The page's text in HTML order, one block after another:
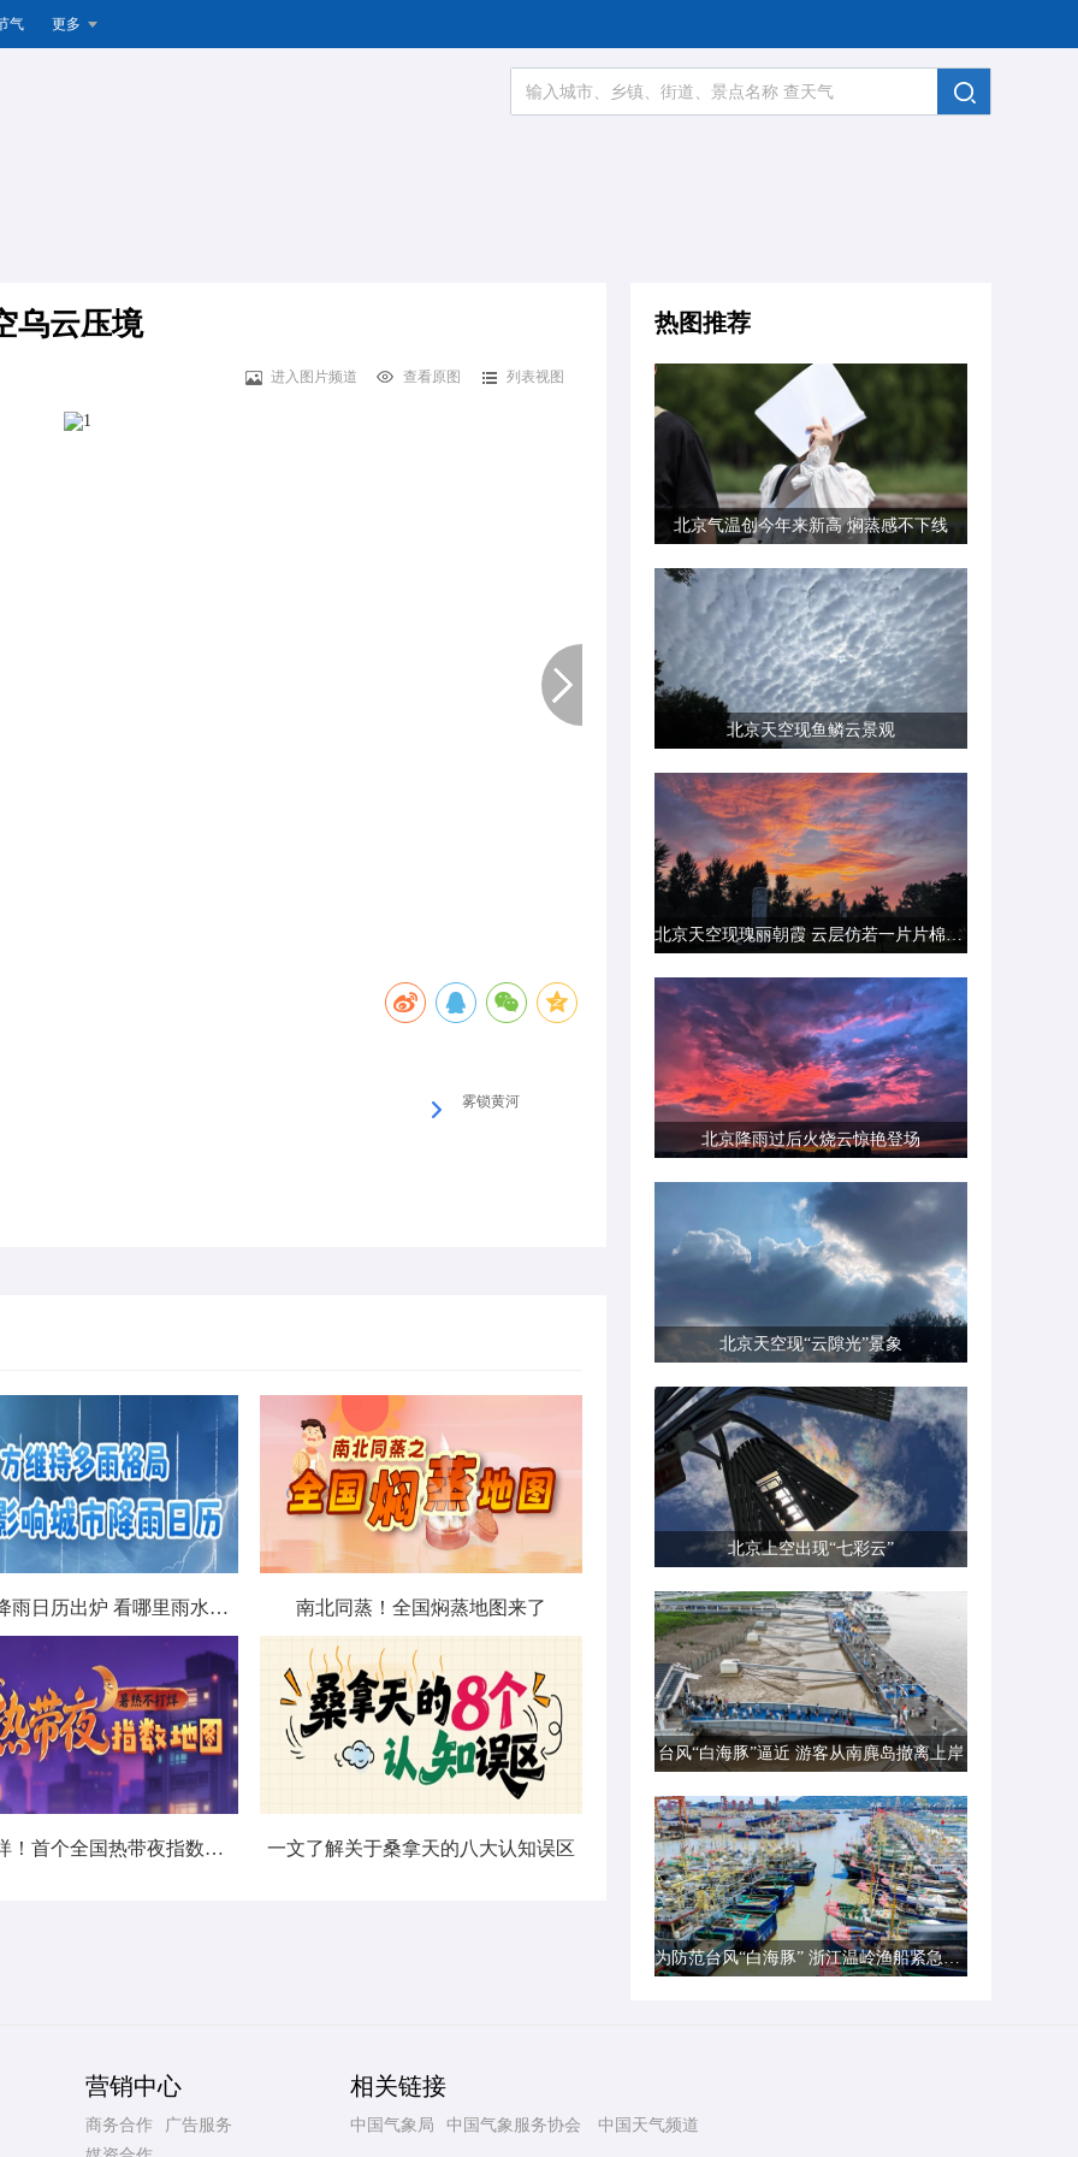
气 更多
乌云压境
进入图片频道 查看原图 列表视图
雾锁黄河
北方城市降雨日历出炉 看哪里雨水超长待机 南北同蒸！全国焖蒸地图来了
暑热不打烊！首个全国热带夜指数地图发布 一文了解关于桑拿天的八大认知误区
热图推荐
北京气温创今年来新高 焖蒸感不下线
北京天空现鱼鳞云景观
北京天空现瑰丽朝霞 云层仿若一片片棉花糖
北京降雨过后火烧云惊艳登场
北京天空现“云隙光”景象
北京上空出现“七彩云”
台风“白海豚”逼近 游客从南麂岛撤离上岸
为防范台风“白海豚” 浙江温岭渔船紧急转港避风
营销中心
商务合作
广告服务
相关链接
中国气象局 中国气象服务协会 中国天气频道